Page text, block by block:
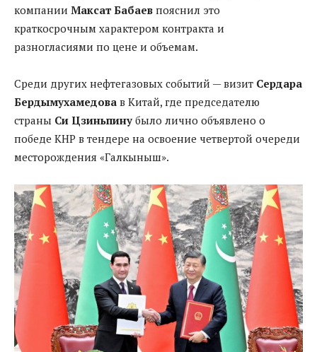
компании Максат Бабаев пояснил это
краткосрочным характером контракта и
разногласиями по цене и объемам.
Среди других нефтегазовых событий — визит Сердара
Бердымухамедова в Китай, где председателю
страны Си Цзиньпину было лично объявлено о
победе КНР в тендере на освоение четвертой очереди
месторождения «Галкыныш».